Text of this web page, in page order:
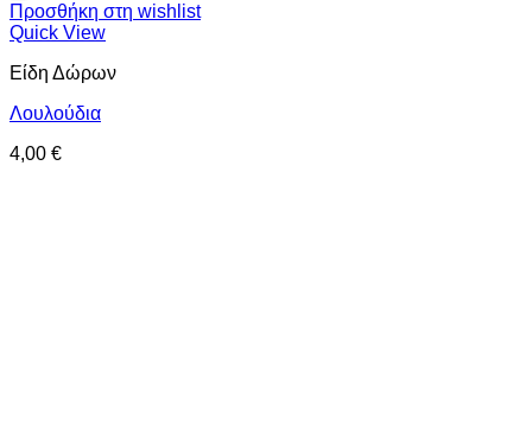
Προσθήκη στη wishlist
Quick View
Είδη Δώρων
Λουλούδια
4,00 €